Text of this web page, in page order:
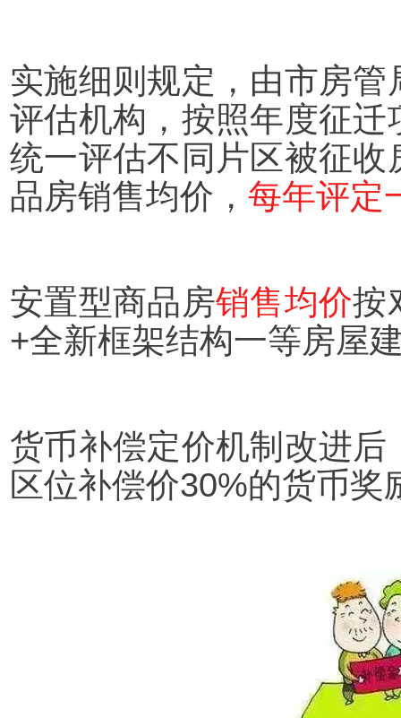
实施细则规定，由市房
评估机构，按照年度征
统一评估不同片区被征
品房销售均价， 每年评定
安置型商品房销售均价按
+全新框架结构一等房屋
货币补偿定价机制改进后
区位补偿价30%的货币奖